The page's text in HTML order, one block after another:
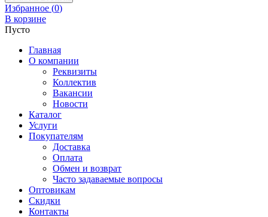
Избранное (0)
В корзине
Пусто
Главная
О компании
Реквизиты
Коллектив
Вакансии
Новости
Каталог
Услуги
Покупателям
Доставка
Оплата
Обмен и возврат
Часто задаваемые вопросы
Оптовикам
Скидки
Контакты